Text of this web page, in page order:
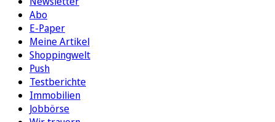
Abo
E-Paper
Meine Artikel
Shoppingwelt
Push
Testberichte
Immobilien
Jobbörse